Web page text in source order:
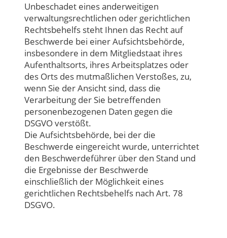
Unbeschadet eines anderweitigen
verwaltungsrechtlichen oder gerichtlichen
Rechtsbehelfs steht Ihnen das Recht auf
Beschwerde bei einer Aufsichtsbehörde,
insbesondere in dem Mitgliedstaat ihres
Aufenthaltsorts, ihres Arbeitsplatzes oder
des Orts des mutmaßlichen Verstoßes, zu,
wenn Sie der Ansicht sind, dass die
Verarbeitung der Sie betreffenden
personenbezogenen Daten gegen die
DSGVO verstößt.
Die Aufsichtsbehörde, bei der die
Beschwerde eingereicht wurde, unterrichtet
den Beschwerdeführer über den Stand und
die Ergebnisse der Beschwerde
einschließlich der Möglichkeit eines
gerichtlichen Rechtsbehelfs nach Art. 78
DSGVO.